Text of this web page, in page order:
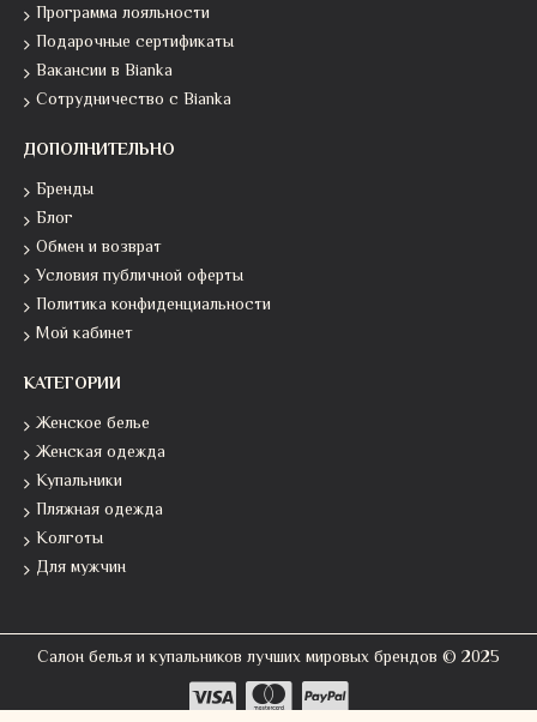
Программа лояльности
Подарочные сертификаты
Вакансии в Bianka
Сотрудничество с Bianka
ДОПОЛНИТЕЛЬНО
Бренды
Блог
Обмен и возврат
Условия публичной оферты
Политика конфиденциальности
Мой кабинет
КАТЕГОРИИ
Женское белье
Женская одежда
Купальники
Пляжная одежда
Колготы
Для мужчин
Салон белья и купальников лучших мировых брендов © 2025